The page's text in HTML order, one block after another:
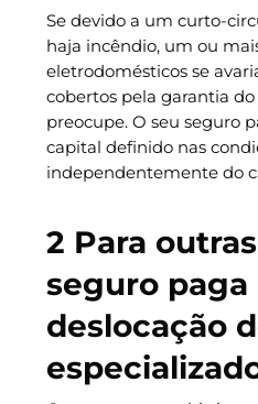
Se devido a um curto-
haja incêndio, um ou
eletrodomésticos se
cobertos pela garantia
preocupe. O seu seguro
capital definido nas
independentemente do
2 Para
seguro paga
deslocação